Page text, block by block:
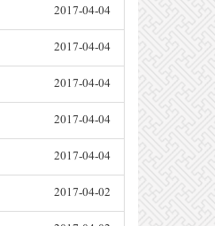
2017-04-04
2017-04-04
2017-04-04
2017-04-04
2017-04-04
2017-04-02